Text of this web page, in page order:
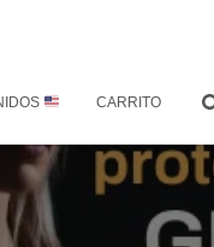
CARRITO